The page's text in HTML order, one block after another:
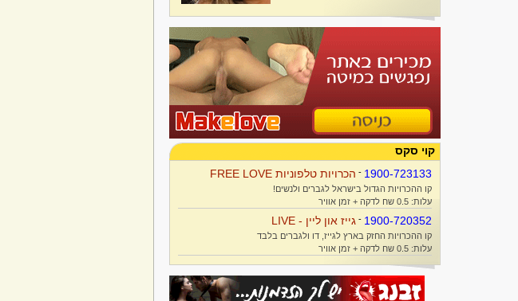
קוי סקס
1900-723133
- הכרויות טלפוניות FREE LOVE
קו ההכרויות הגדול בישראל לגברים ולנשים!
עלות: 0.5 שח לדקה + זמן אוויר
1900-720352
- גייז און ליין - LIVE
קו ההכרויות החזק בארץ לגייז, דו ולגברים בלבד
עלות: 0.5 שח לדקה + זמן אוויר